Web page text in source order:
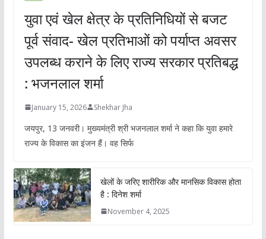
युवा एवं खेल क्षेत्र के प्रतिनिधियों से बजट
पूर्व संवाद- खेल प्रतिभाओं को पर्याप्त अवसर
उपलब्ध कराने के लिए राज्य सरकार प्रतिबद्ध
: भजनलाल शर्मा
January 15, 2026 Shekhar Jha
जयपुर, 13 जनवरी। मुख्यमंत्री श्री भजनलाल शर्मा ने कहा कि युवा हमारे
राज्य के विकास का इंजन हैं। वह सिर्फ
खेलों के जरिए शारीरिक और मानसिक विकास होता
है : दिनेश शर्मा
November 4, 2025